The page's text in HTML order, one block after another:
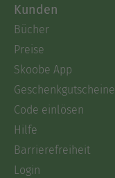
Kunden
Bücher
Preise
Skoobe App
Geschenkgutscheine
Code einlösen
Hilfe
Barrierefreiheit
Login